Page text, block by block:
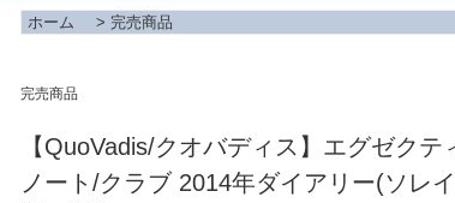
ホーム > 完売商品
完売商品
【QuoVadis/クオバディス】エグゼクテ
ノート/クラブ 2014年ダイアリー(ソレ